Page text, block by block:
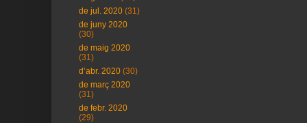
de jul. 2020 (31)
de juny 2020
(30)
de maig 2020
(31)
d’abr. 2020 (30)
de març 2020
(31)
de febr. 2020
(29)